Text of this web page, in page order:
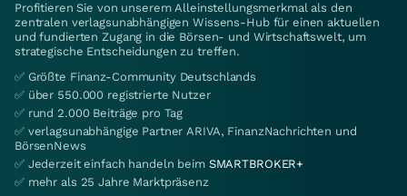
Profitieren Sie von unserem Alleinstellungsmerkmal als den
zentralen verlagsunabhängigen Wissens-Hub für einen aktuellen
und fundierten Zugang in die Börsen- und Wirtschaftswelt, um
strategische Entscheidungen zu treffen.
✅ Größte Finanz-Community Deutschlands
✅ über 550.000 registrierte Nutzer
✅ rund 2.000 Beiträge pro Tag
✅ verlagsunabhängige Partner ARIVA, FinanzNachrichten und
BörsenNews
✅ Jederzeit einfach handeln beim SMARTBROKER+
✅ mehr als 25 Jahre Marktpräsenz